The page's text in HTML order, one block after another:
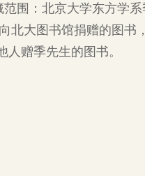
范围：北京大学东方学
北大图书馆捐赠的图书
人赠季先生的图书。